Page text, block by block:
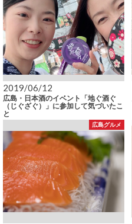
2019/06/12
広島・日本酒のイベント「地ぐ酒ぐ
（じぐざぐ）」に参加して気づいたこ
と
広島グルメ